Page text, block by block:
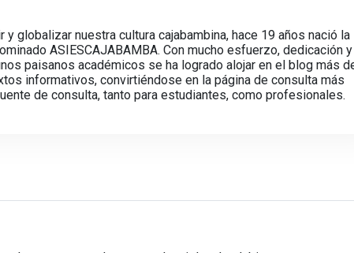
y globalizar nuestra cultura cajabambina, hace 19 años nació la
ASIESCAJABAMBA. Con mucho esfuerzo, dedicación
paisanos académicos se ha logrado alojar en el blog más
informativos, convirtiéndose en la página de consulta más
de consulta, tanto para estudiantes, como profesionales.